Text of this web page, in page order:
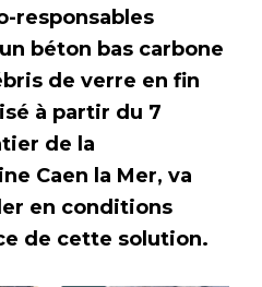
responsables
béton bas carbone
de verre en fin
à partir du 7
de la
Caen la Mer, va
en conditions
de cette solution.